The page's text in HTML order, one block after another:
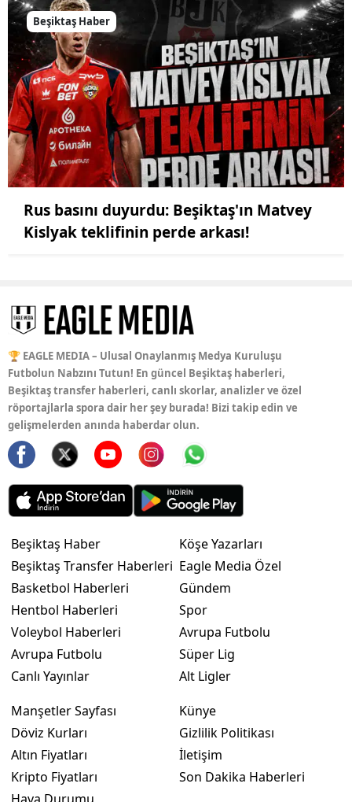
Beşiktaş Haber
Rus basını duyurdu: Beşiktaş'ın Matvey
Kislyak teklifinin perde arkası!
🏆 EAGLE MEDIA – Ulusal Onaylanmış Medya Kuruluşu
Futbolun Nabzını Tutun! En güncel Beşiktaş haberleri,
Beşiktaş transfer haberleri, canlı skorlar, analizler ve özel
röportajlarla spora dair her şey burada! Bizi takip edin ve
gelişmelerden anında haberdar olun.
Beşiktaş Haber
Beşiktaş Transfer Haberleri
Basketbol Haberleri
Hentbol Haberleri
Voleybol Haberleri
Avrupa Futbolu
Canlı Yayınlar
Köşe Yazarları
Eagle Media Özel
Gündem
Spor
Avrupa Futbolu
Süper Lig
Alt Ligler
Manşetler Sayfası
Döviz Kurları
Altın Fiyatları
Kripto Fiyatları
Künye
Gizlilik Politikası
İletişim
Son Dakika Haberleri